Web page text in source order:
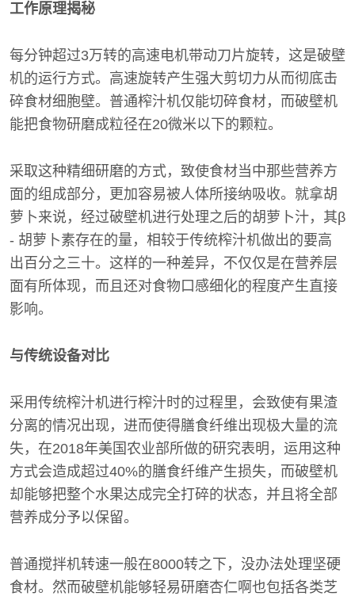
工作原理揭秘
每分钟超过3万转的高速电机带动刀片旋转，这是破壁
机的运行方式。高速旋转产生强大剪切力从而彻底击
碎食材细胞壁。普通榨汁机仅能切碎食材，而破壁机
能把食物研磨成粒径在20微米以下的颗粒。
采取这种精细研磨的方式，致使食材当中那些营养方
面的组成部分，更加容易被人体所接纳吸收。就拿胡
萝卜来说，经过破壁机进行处理之后的胡萝卜汁，其β
- 胡萝卜素存在的量，相较于传统榨汁机做出的要高
出百分之三十。这样的一种差异，不仅仅是在营养层
面有所体现，而且还对食物口感细化的程度产生直接
影响。
与传统设备对比
采用传统榨汁机进行榨汁时的过程里，会致使有果渣
分离的情况出现，进而使得膳食纤维出现极大量的流
失，在2018年美国农业部所做的研究表明，运用这种
方式会造成超过40%的膳食纤维产生损失，而破壁机
却能够把整个水果达成完全打碎的状态，并且将全部
营养成分予以保留。
普通搅拌机转速一般在8000转之下，没办法处理坚硬
食材。然而破壁机能够轻易研磨杏仁啊也包括各类芝